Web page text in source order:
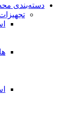
دسته‌بندی